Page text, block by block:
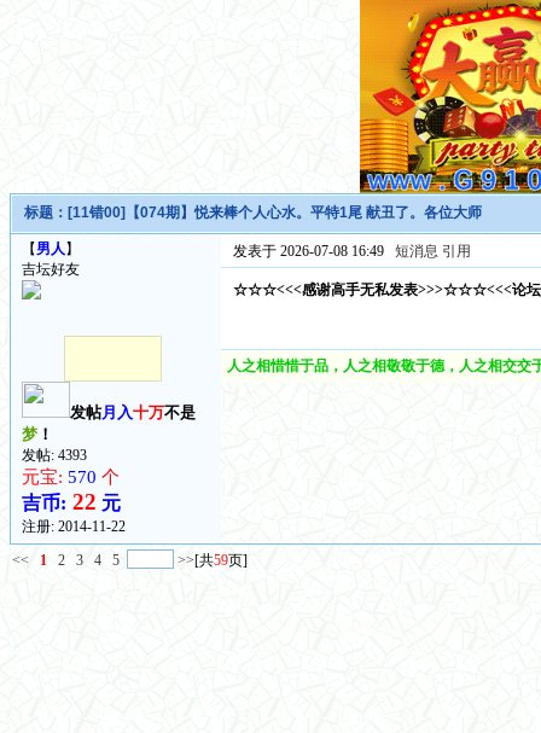
标题： [11错00]【074期】悦来棒个人心水。平特1尾 献丑了。各位大师
【 男人 】
吉坛好友
发帖月入十万不是
梦！
发帖: 4393
元宝: 570 个
吉币: 22 元
注册: 2014-11-22
发表于 2026-07-08 16:49 短消息 引用
☆☆☆<<<感谢高手无私发表>>>☆☆☆<<<论
人之相惜惜于品，人之相敬敬于德，人之相交
<< 1 2 3 4 5 >>[共59页]